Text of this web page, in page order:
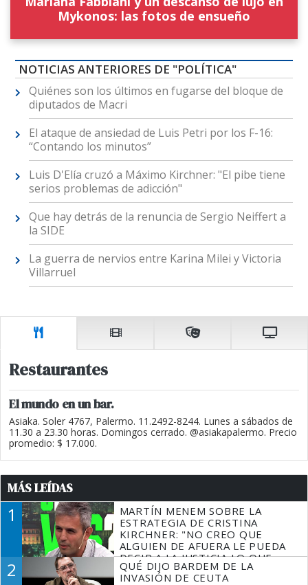
Mykonos: las fotos de ensueño
NOTICIAS ANTERIORES DE "POLÍTICA"
Quiénes son los últimos en fugarse del bloque de
diputados de Macri
El ataque de ansiedad de Luis Petri por los F-16:
“Contando los minutos”
Luis D'Elía cruzó a Máximo Kirchner: "El pibe tiene
serios problemas de adicción"
Que hay detrás de la renuncia de Sergio Neiffert a
la SIDE
La guerra de nervios entre Karina Milei y Victoria
Villarruel
Restaurantes
El mundo en un bar.
Asiaka. Soler 4767, Palermo. 11.2492-8244. Lunes a sábados de
11.30 a 23.30 horas. Domingos cerrado. @asiakapalermo. Precio
promedio: $ 17.000.
MÁS LEÍDAS
1
MARTÍN MENEM SOBRE LA
ESTRATEGIA DE CRISTINA
KIRCHNER: "NO CREO QUE
ALGUIEN DE AFUERA LE PUEDA
DECIR A LA JUSTICIA LO QUE
TIENE QUE HACER"
2
QUÉ DIJO BARDEM DE LA
INVASIÓN DE CEUTA